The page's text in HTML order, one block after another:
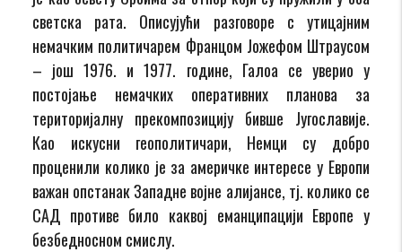
светска рата. Описујући разговоре с утицајним
немачким политичарем Францом Јожефом Штраусом
– још 1976. и 1977. године, Галоа се уверио у
постојање немачких оперативних планова за
територијалну прекомпозицију бивше Југославије.
Као искусни геополитичари, Немци су добро
проценили колико је за америчке интересе у Европи
важан опстанак Западне војне алијансе, тј. колико се
САД противе било каквој еманципацији Европе у
безбедносном смислу.